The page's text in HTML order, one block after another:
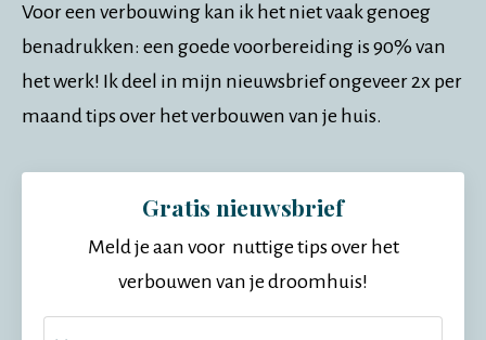
Voor een verbouwing kan ik het niet vaak genoeg
benadrukken: een goede voorbereiding is 90% van
het werk! Ik deel in mijn nieuwsbrief ongeveer 2x per
maand tips over het verbouwen van je huis.
Gratis nieuwsbrief
Meld je aan voor nuttige tips over het
verbouwen van je droomhuis!